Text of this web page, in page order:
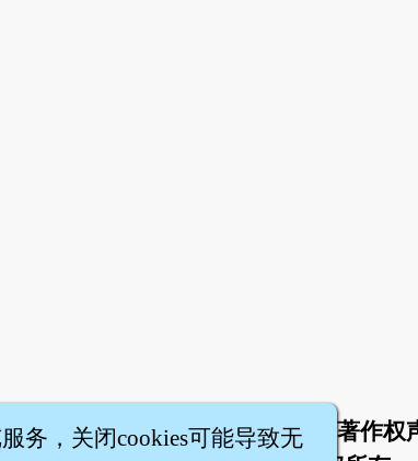
们 服务条款 隐私权条款
著作权
务，关闭cookies可能导致无